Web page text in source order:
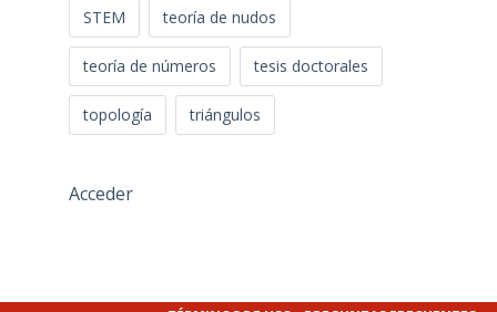
STEM teoría de nudos
teoría de números tesis doctorales
topología triángulos
Acceder